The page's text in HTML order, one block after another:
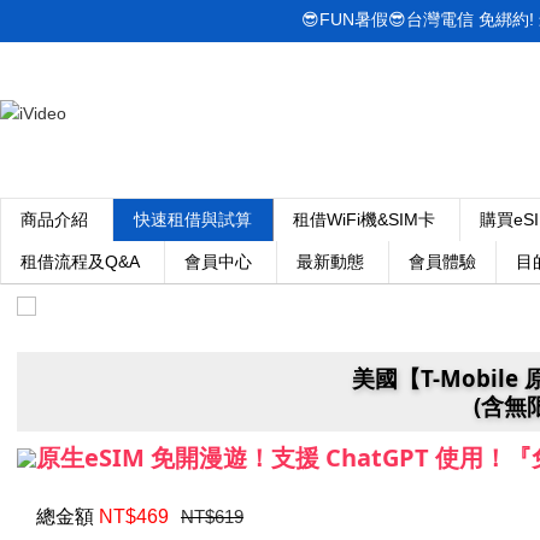
商品介紹 快速租借與試算 租借WiFi機&SIM卡 購買
租借流程及Q&A 會員中心 最新動態 會員體驗 目
😎FUN暑假😎台灣電信 免綁約
美國【T-Mobile
(含無
原生eSIM 免開漫遊！支援 ChatGPT 使用！
總金額 NT$469 NT$619